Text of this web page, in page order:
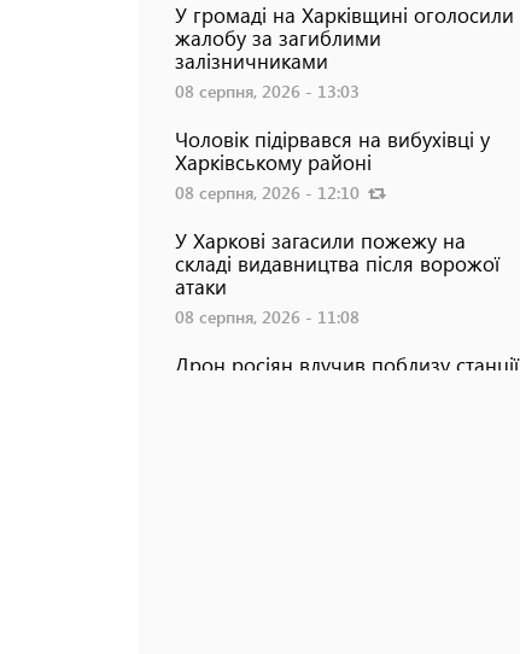
У громаді на Харківщині оголосили
жалобу за загиблими
залізничниками
08 серпня, 2026 - 13:03
Чоловік підірвався на вибухівці у
Харківському районі
08 серпня, 2026 - 12:10
У Харкові загасили пожежу на
складі видавництва після ворожої
атаки
08 серпня, 2026 - 11:08
Дрон росіян влучив поблизу станції